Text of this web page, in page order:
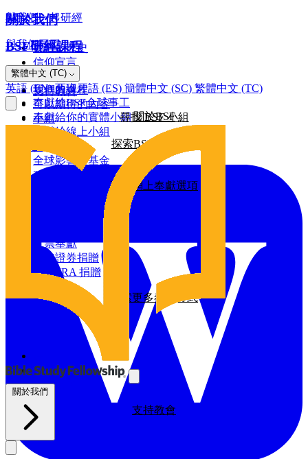
關於我們
我們的歷史
信仰宣言
董事會
支持教會
關於BSF
2026/25年影響力報告
2025/24年影響力報告
2024/23年影響力報告
2022年影響力報告
探索我們的全球影響力
資源
BSF部落格
禱告日曆
探索我們的BSF部落格
與我們一起研經
BSF研經課程
羅馬書
我們的課程
可以期待的內容
小組
探索BSF研經課程
與我們同工
網上奉獻
奉獻給BSF全球事工
奉獻給你的實體小組
奉獻給線上小組
全球影響力基金
更多網上奉獻選項
支票奉獻
增值證券捐贈
透過 IRA 捐贈
探索更多奉獻方式
義工
支持教會
支持教會
繁體中文 (TC)
英語 (EN)西班牙語 (ES) 簡體中文 (SC) 繁體中文 (TC)
尋找 BSF 小組
關於我們